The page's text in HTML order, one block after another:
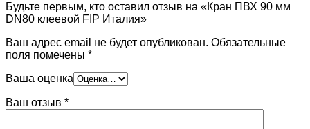
Будьте первым, кто оставил отзыв на «Кран ПВХ 90 мм
DN80 клеевой FIP Италия»
Ваш адрес email не будет опубликован. Обязательные
поля помечены *
Ваша оценка
Ваш отзыв *